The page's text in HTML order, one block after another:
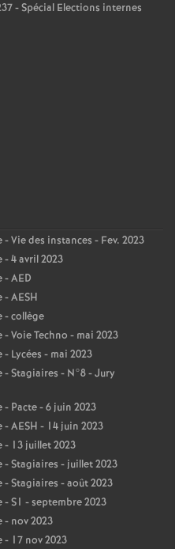
- Spécial Elections internes
Vie des instances - Fev. 2023
4 avril 2023
AED
AESH
- collège
Voie Techno - mai 2023
Lycées - mai 2023
Stagiaires - N°8 - Jury
Pacte - 6 juin 2023
AESH - 14 juin 2023
13 juillet 2023
Stagiaires - juillet 2023
Stagiaires - août 2023
S1 - septembre 2023
nov 2023
17 nov 2023